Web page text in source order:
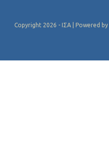
Copyright 2026 - ΙΣΑ | Powered by